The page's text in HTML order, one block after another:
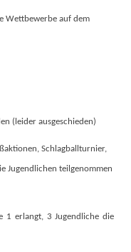
Wettbewerbe auf dem
(leider ausgeschieden)
Schlagballturnier,
Jugendlichen teilgenommen
1 erlangt, 3 Jugendliche die